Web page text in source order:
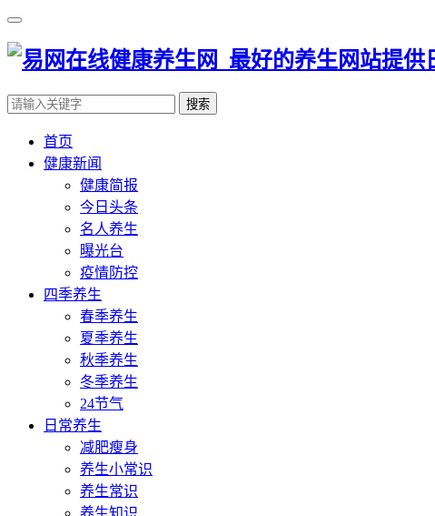
搜索
首页
健康新闻
健康简报
今日头条
名人养生
曝光台
疫情防控
四季养生
春季养生
夏季养生
秋季养生
冬季养生
24节气
日常养生
减肥瘦身
养生小常识
养生常识
养生知识